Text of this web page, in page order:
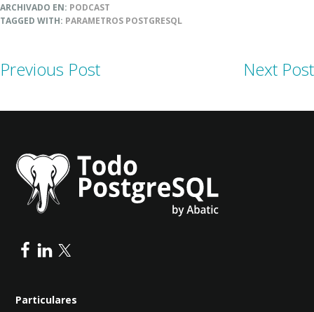
ARCHIVADO EN: PODCAST
TAGGED WITH: PARAMETROS POSTGRESQL
Previous Post Next Post
Particulares